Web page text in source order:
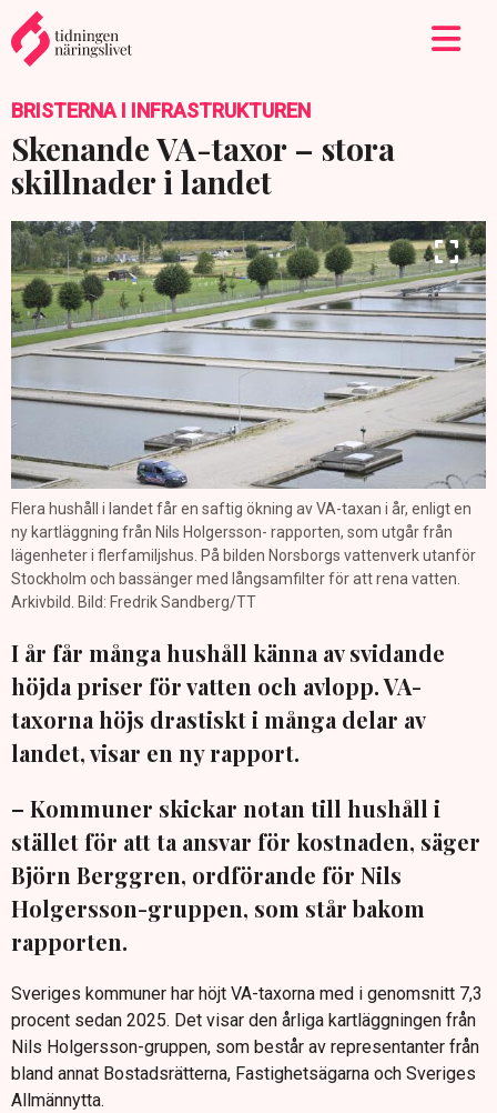
BRISTERNA I INFRASTRUKTUREN
Skenande VA-taxor – stora
skillnader i landet
Flera hushåll i landet får en saftig ökning av VA-taxan i år, enligt en
ny kartläggning från Nils Holgersson- rapporten, som utgår från
lägenheter i flerfamiljshus. På bilden Norsborgs vattenverk utanför
Stockholm och bassänger med långsamfilter för att rena vatten.
Arkivbild. Bild: Fredrik Sandberg/TT
I år får många hushåll känna av svidande
höjda priser för vatten och avlopp. VA-
taxorna höjs drastiskt i många delar av
landet, visar en ny rapport.
– Kommuner skickar notan till hushåll i
stället för att ta ansvar för kostnaden, säger
Björn Berggren, ordförande för Nils
Holgersson-gruppen, som står bakom
rapporten.
Sveriges kommuner har höjt VA-taxorna med i genomsnitt 7,3
procent sedan 2025. Det visar den årliga kartläggningen från
Nils Holgersson-gruppen, som består av representanter från
bland annat Bostadsrätterna, Fastighetsägarna och Sveriges
Allmännytta.